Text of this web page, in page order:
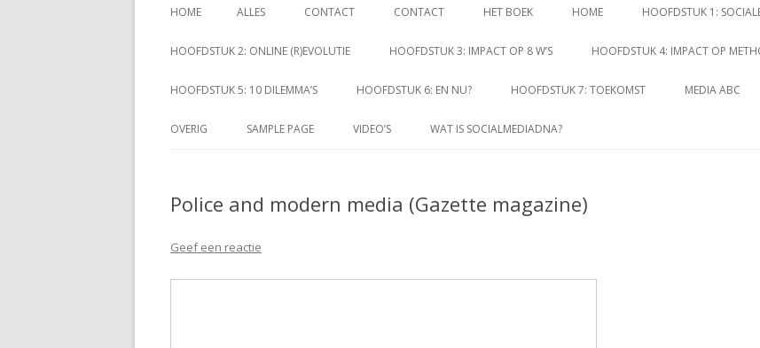
naar
HOME ALLES CONTACT CONTACT HET BOEK HOME HOOFDSTUK 1:
HOOFDSTUK 2: ONLINE (R)EVOLUTIE HOOFDSTUK 3: IMPACT OP 8 W’S HOOFDSTUK 4: IMPACT OP
HOOFDSTUK 5: 10 DILEMMA’S HOOFDSTUK 6: EN NU? HOOFDSTUK 7: TOEKOMST MEDIA ABC
OVERIG SAMPLE PAGE VIDEO’S WAT IS SOCIALMEDIADNA?
Police and modern media (Gazette magazine)
Geef een reactie